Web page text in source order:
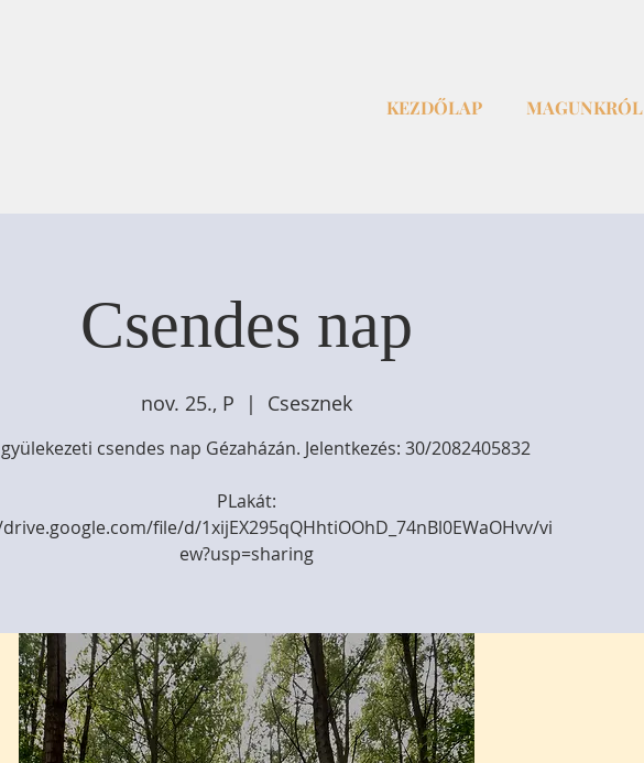
KEZDŐLAP MAGUNKRÓL
Csendes nap
nov. 25., P
  |
Csesznek
csendes nap Gézaházán. Jelentkezés: 30/2082405832
PLakát:
file/d/1xijEX295qQHhtiOOhD_74nBl0EWaOHvv/vi
ew?usp=sharing